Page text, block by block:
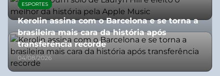
06/08/2026
ESPORTES
Kerolin assina com o Barcelona e se torna a
brasileira mais cara da história após
transferência recorde
04/08/2026